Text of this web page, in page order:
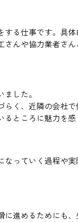
る仕事です。具
んや協力業者さ
した。
く、近隣の会社
ところに魅力を
っていく過程や
進めるためにも